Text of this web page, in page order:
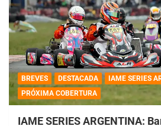
BREVES DESTACADA
IAME SERIES
PRÓXIMA COBERTURA
IAME SERIES ARGENTINA: